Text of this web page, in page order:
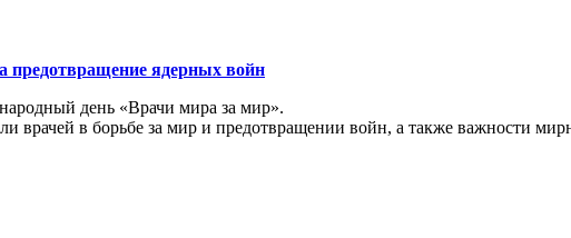
предотвращение ядерных войн
день «Врачи мира за мир».
врачей в борьбе за мир и предотвращении войн, а также важности